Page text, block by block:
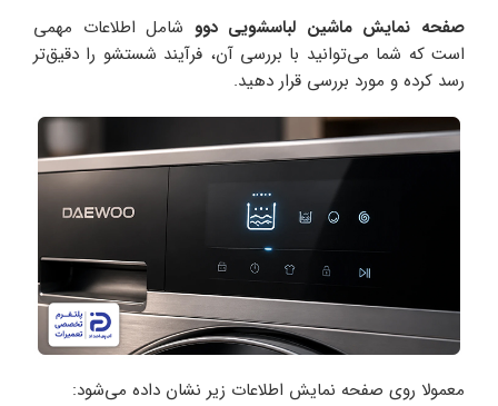
صفحه نمایش ماشین لباسشویی دوو شامل اطلاعات مهمی
است که شما می‌توانید با بررسی آن، فرآیند شستشو را دقیق‌تر
رسد کرده و مورد بررسی قرار دهید.
معمولا روی صفحه نمایش اطلاعات زیر نشان داده می‌شود: